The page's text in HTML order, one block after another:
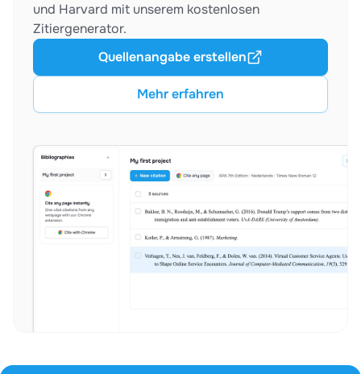
und Harvard mit unserem kostenlosen
Zitiergenerator.
Mehr erfahren
Quellenangabe erstellen